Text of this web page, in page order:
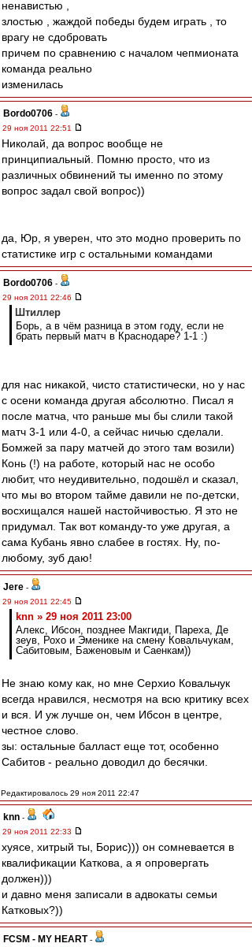
ненавистью ,
злостью , жаждой победы будем играть , то
врагу не сдобровать
причем по сравнению с началом чепмионата
команда реально
изменилась
Bordo0706 -
29 ноя 2011 22:51
Николай, да вопрос вообще не
принципиальный. Помню просто, что из
различных обвинений ты именно по этому
вопрос задал свой вопрос))
да, Юр, я уверен, что это модно проверить по
статистике игр с остальными командами
Bordo0706 -
29 ноя 2011 22:46
Штиллер
Борь, а в чём разница в этом году, если не
брать первый матч в Краснодаре? 1-1 :)
для нас никакой, чисто статистически, но у нас
с осени команда другая абсолютно. Писал я
после матча, что раньше мы бы слили такой
матч 3-1 или 4-0, а сейчас ничью сделали.
Бомжей за пару матчей до этого там возили)
Конь (!) на работе, который нас не особо
любит, что неудивительно, подошёл и сказал,
что мы во втором тайме давили не по-детски,
восхищался нашей настойчивостью. Я это не
придумал. Так вот команду-то уже другая, а
сама Кубань явно слабее в гостях. Ну, по-
любому, зуб даю!
Jere -
29 ноя 2011 22:45
knn » 29 ноя 2011 23:00
Алекс, Ибсон, позднее Макгиди, Пареха, Де
зеув, Рохо и Эменике на смену Ковальчукам,
Сабитовым, Баженовым и Саенкам))
Не знаю кому как, но мне Серхио Ковальчук
всегда нравился, несмотря на всю критику всех
и вся. И уж лучше он, чем Ибсон в центре,
честное слово.
зы: остальные балласт еще тот, особенно
Сабитов - реально доводил до бесячки.
Редактировалось 29 ноя 2011 22:47
knn -
29 ноя 2011 22:33
хуясе, хитрый ты, Борис))) он сомневается в
квалификации Каткова, а я опровергать
должен)))
и давно меня записали в адвокаты семьи
Катковых?))
FCSM - MY HEART -